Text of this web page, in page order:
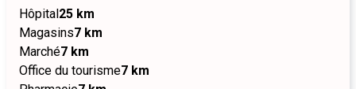
Hôpital25 km
Magasins7 km
Marché7 km
Office du tourisme7 km